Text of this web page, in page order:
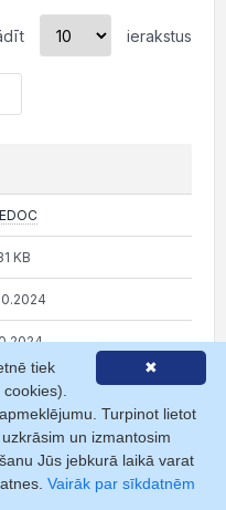
ierakstus
EDOC
KB
/ protokoli
✖
tiek
Turpinot lietot
un izmantosim
Jūs jebkurā laikā varat
Vairāk par sīkdatnēm